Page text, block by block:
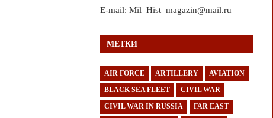
E-mail: Mil_Hist_magazin@mail.ru
МЕТКИ
AIR FORCE ARTILLERY AVIATION
BLACK SEA FLEET CIVIL WAR
CIVIL WAR IN RUSSIA FAR EAST